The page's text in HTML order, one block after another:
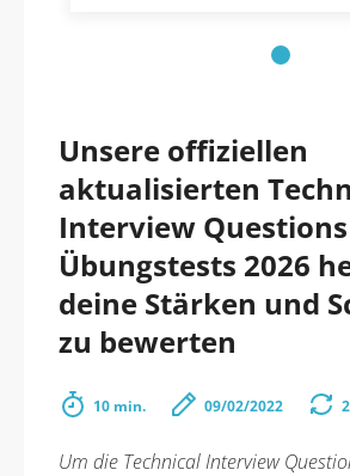
Unsere offiziellen
aktualisierten
Interview Questions
Übungstests 2026
deine Stärken und
zu bewerten
10 min. 09/02/2022
Um die Technical Interview